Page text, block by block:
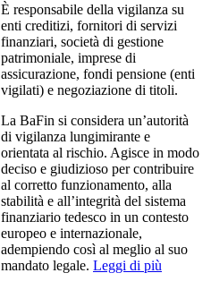
È responsabile della vigilanza su
enti creditizi, fornitori di servizi
finanziari, società di gestione
patrimoniale, imprese di
assicurazione, fondi pensione (enti
vigilati) e negoziazione di titoli.
La BaFin si considera un’autorità
di vigilanza lungimirante e
orientata al rischio. Agisce in modo
deciso e giudizioso per contribuire
al corretto funzionamento, alla
stabilità e all’integrità del sistema
finanziario tedesco in un contesto
europeo e internazionale,
adempiendo così al meglio al suo
mandato legale. Leggi di più